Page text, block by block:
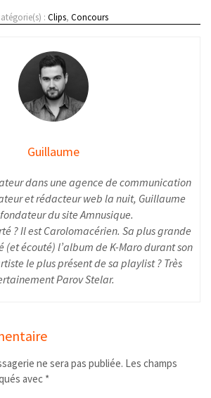
: Clips, Concours
Guillaume
dans une agence de communication
et rédacteur web la nuit, Guillaume
du site Amnusique.
? Il est Carolomacérien. Sa plus grande
(et écouté) l’album de K-Maro durant son
le plus présent de sa playlist ? Très
Parov Stelar.
ne sera pas publiée. Les champs
avec *